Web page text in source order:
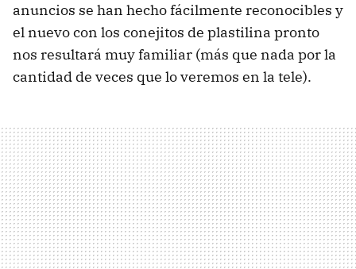
anuncios se han hecho fácilmente reconocibles y
el nuevo con los conejitos de plastilina pronto
nos resultará muy familiar (más que nada por la
cantidad de veces que lo veremos en la tele).